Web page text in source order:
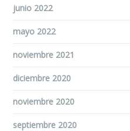
junio 2022
mayo 2022
noviembre 2021
diciembre 2020
noviembre 2020
septiembre 2020